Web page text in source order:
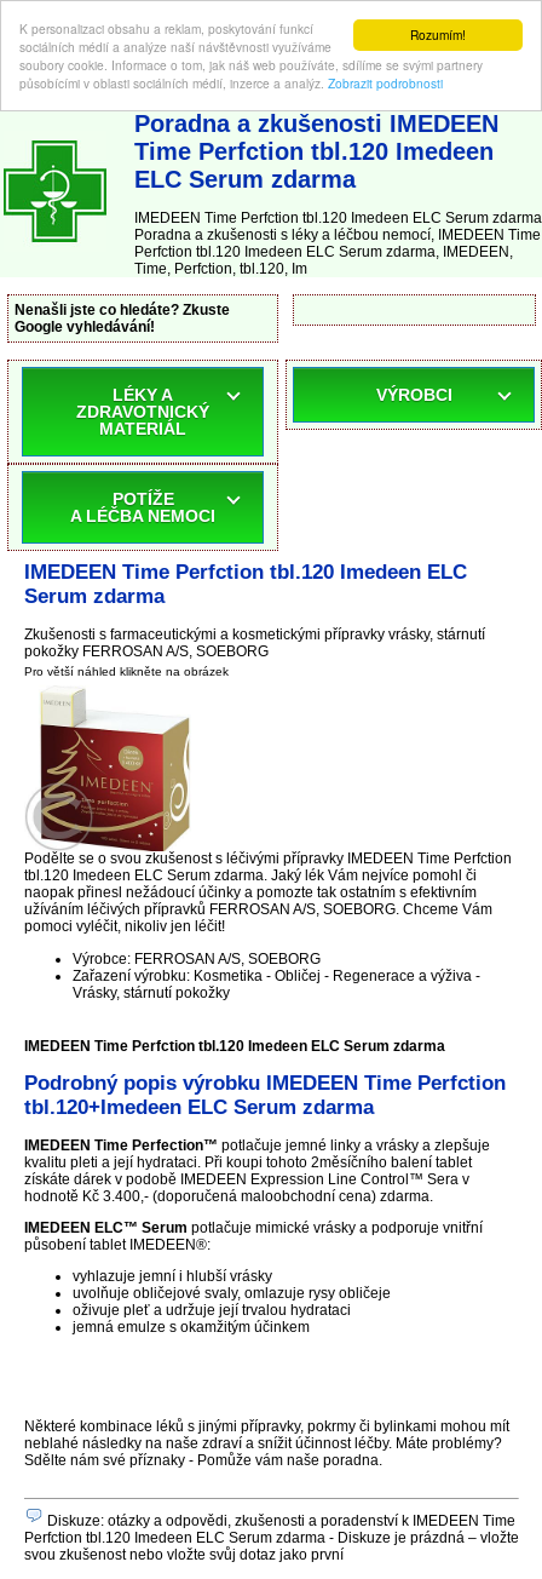
Rozumím!
K personalizaci obsahu a reklam, poskytování funkcí
sociálních médií a analýze naší návštěvnosti využíváme
soubory cookie. Informace o tom, jak náš web používáte, sdílíme se svými partnery
působícími v oblasti sociálních médií, inzerce a analýz. Zobrazit podrobnosti
ABC-LEKARNA.cz | Poradna a zkušenosti s léky a léčbou nemocí
Poradna a zkušenosti IMEDEEN
Time Perfction tbl.120 Imedeen
ELC Serum zdarma
IMEDEEN Time Perfction tbl.120 Imedeen ELC Serum zdarma
Poradna a zkušenosti s léky a léčbou nemocí, IMEDEEN Time
Perfction tbl.120 Imedeen ELC Serum zdarma, IMEDEEN,
Time, Perfction, tbl.120, Im
Nenašli jste co hledáte? Zkuste
Google vyhledávání!
LÉKY A
ZDRAVOTNICKÝ
MATERIÁL
POTÍŽE
A LÉČBA NEMOCI
VÝROBCI
IMEDEEN Time Perfction tbl.120 Imedeen ELC
Serum zdarma
Zkušenosti s farmaceutickými a kosmetickými přípravky vrásky, stárnutí
pokožky FERROSAN A/S, SOEBORG
Pro větší náhled klikněte na obrázek
Podělte se o svou zkušenost s léčivými přípravky IMEDEEN Time Perfction
tbl.120 Imedeen ELC Serum zdarma. Jaký lék Vám nejvíce pomohl či
naopak přinesl nežádoucí účinky a pomozte tak ostatním s efektivním
užíváním léčivých přípravků FERROSAN A/S, SOEBORG. Chceme Vám
pomoci vyléčit, nikoliv jen léčit!
Výrobce: FERROSAN A/S, SOEBORG
Zařazení výrobku: Kosmetika - Obličej - Regenerace a výživa -
Vrásky, stárnutí pokožky
IMEDEEN Time Perfction tbl.120 Imedeen ELC Serum zdarma
Podrobný popis výrobku IMEDEEN Time Perfction
tbl.120+Imedeen ELC Serum zdarma
IMEDEEN Time Perfection™ potlačuje jemné linky a vrásky a zlepšuje
kvalitu pleti a její hydrataci. Při koupi tohoto 2měsíčního balení tablet
získáte dárek v podobě IMEDEEN Expression Line Control™ Sera v
hodnotě Kč 3.400,- (doporučená maloobchodní cena) zdarma.
IMEDEEN ELC™ Serum potlačuje mimické vrásky a podporuje vnitřní
působení tablet IMEDEEN®:
vyhlazuje jemní i hlubší vrásky
uvolňuje obličejové svaly, omlazuje rysy obličeje
oživuje pleť a udržuje její trvalou hydrataci
jemná emulze s okamžitým účinkem
Některé kombinace léků s jinými přípravky, pokrmy či bylinkami mohou mít
neblahé následky na naše zdraví a snížit účinnost léčby. Máte problémy?
Sdělte nám své příznaky - Pomůže vám naše poradna.
Diskuze: otázky a odpovědi, zkušenosti a poradenství k IMEDEEN Time
Perfction tbl.120 Imedeen ELC Serum zdarma - Diskuze je prázdná – vložte
svou zkušenost nebo vložte svůj dotaz jako první